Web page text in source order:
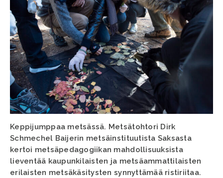
Keppijumppaa metsässä. Metsätohtori Dirk
Schmechel Baijerin metsäinstituutista Saksasta
kertoi metsäpedagogiikan mahdollisuuksista
lieventää kaupunkilaisten ja metsäammattilaisten
erilaisten metsäkäsitysten synnyttämää ristiriitaa.